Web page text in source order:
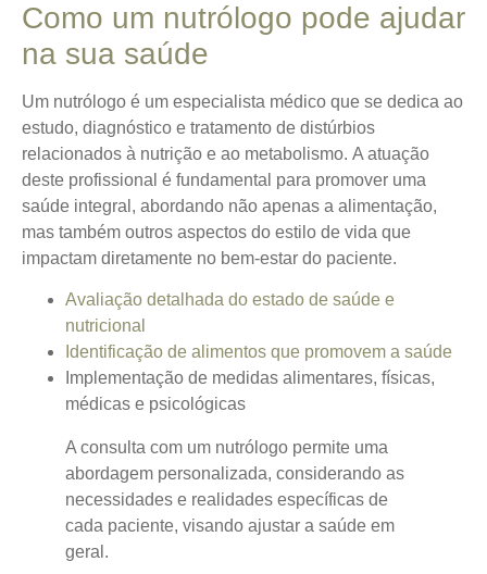
Como um nutrólogo pode ajudar
na sua saúde
Um nutrólogo é um especialista médico que se dedica ao
estudo, diagnóstico e tratamento de distúrbios
relacionados à nutrição e ao metabolismo. A atuação
deste profissional é fundamental para promover uma
saúde integral , abordando não apenas a alimentação,
mas também outros aspectos do estilo de vida que
impactam diretamente no bem-estar do paciente.
Avaliação detalhada do estado de saúde e
nutricional
Identificação de alimentos que promovem a saúde
Implementação de medidas alimentares, físicas,
médicas e psicológicas
A consulta com um nutrólogo permite uma
abordagem personalizada, considerando as
necessidades e realidades específicas de
cada paciente, visando ajustar a saúde em
geral.